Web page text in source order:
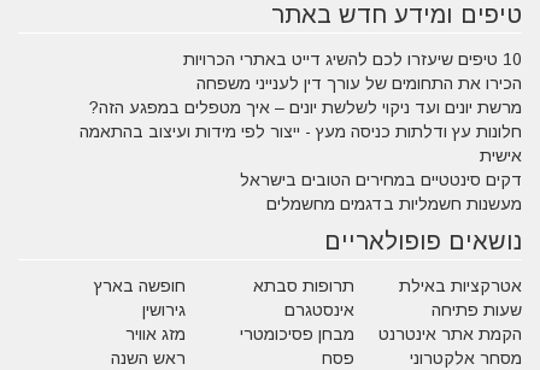
טיפים ומידע חדש באתר
10 טיפים שיעזרו לכם להשיג דייט באתרי הכרויות
הכירו את התחומים של עורך דין לענייני משפחה
מרשת יונים ועד ניקוי לשלשת יונים – איך מטפלים במפגע הזה?
חלונות עץ ודלתות כניסה מעץ - ייצור לפי מידות ועיצוב בהתאמה
אישית
דקים סינטטיים במחירים הטובים בישראל
מעשנות חשמליות בדגמים מחשמלים
נושאים פופולאריים
אטרקציות באילת תרופות סבתא
חופשה בארץ
שעות פתיחה
אינסטגרם
גירושין
הקמת אתר אינטרנט
מבחן פסיכומטרי
מזג אוויר
מסחר אלקטרוני
פסח
ראש השנה